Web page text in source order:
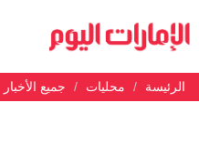
الرئيسة محليات جميع الأخبار